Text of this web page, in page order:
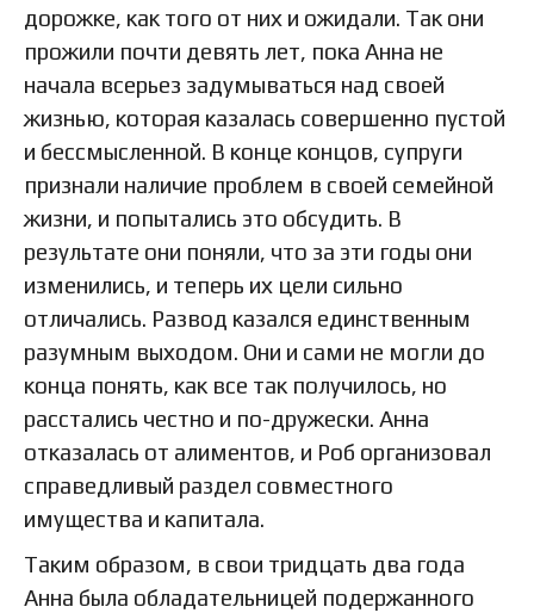
дорожке, как того от них и ожидали. Так они
прожили почти девять лет, пока Анна не
начала всерьез задумываться над своей
жизнью, которая казалась совершенно пустой
и бессмысленной. В конце концов, супруги
признали наличие проблем в своей семейной
жизни, и попытались это обсудить. В
результате они поняли, что за эти годы они
изменились, и теперь их цели сильно
отличались. Развод казался единственным
разумным выходом. Они и сами не могли до
конца понять, как все так получилось, но
расстались честно и по-дружески. Анна
отказалась от алиментов, и Роб организовал
справедливый раздел совместного
имущества и капитала.
Таким образом, в свои тридцать два года
Анна была обладательницей подержанного